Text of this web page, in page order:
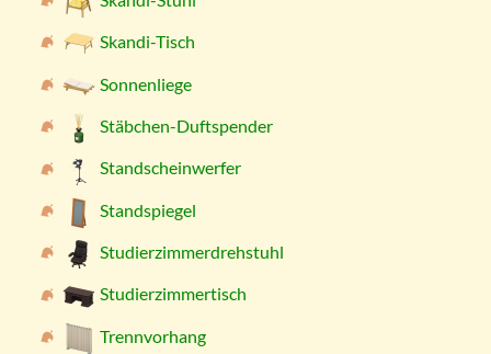
Skandi-Tisch
Sonnenliege
Stäbchen-Duftspender
Standscheinwerfer
Standspiegel
Studierzimmerdrehstuhl
Studierzimmertisch
Trennvorhang